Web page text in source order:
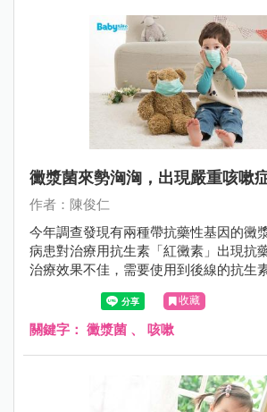
黴漿菌來勢洶洶，出現嚴重咳嗽
作者：陳俊仁
今年調查發現有兩種帶抗藥性基因的黴
病患對治療用抗生素「紅黴素」出現抗
治療效果不佳，需要使用到後線的抗生
病患也增加，可能會進入大流行期，家
收藏
關鍵字： 黴漿菌 、 咳嗽